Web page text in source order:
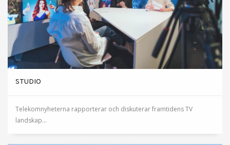
STUDIO
Telekomnyheterna rapporterar och diskuterar framtidens TV
landskap...